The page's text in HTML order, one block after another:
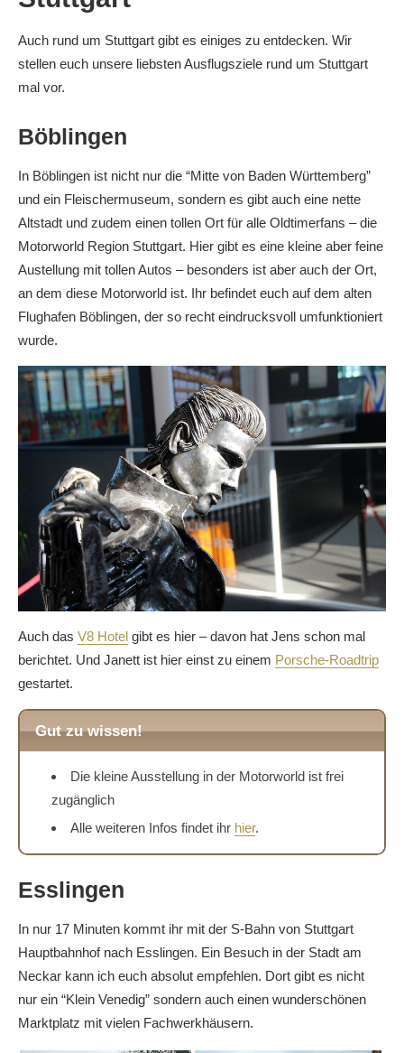
Auch rund um Stuttgart gibt es einiges zu entdecken. Wir
stellen euch unsere liebsten Ausflugsziele rund um Stuttgart
mal vor.
Böblingen
In Böblingen ist nicht nur die “Mitte von Baden Württemberg”
und ein Fleischermuseum, sondern es gibt auch eine nette
Altstadt und zudem einen tollen Ort für alle Oldtimerfans – die
Motorworld Region Stuttgart. Hier gibt es eine kleine aber feine
Austellung mit tollen Autos – besonders ist aber auch der Ort,
an dem diese Motorworld ist. Ihr befindet euch auf dem alten
Flughafen Böblingen, der so recht eindrucksvoll umfunktioniert
wurde.
Auch das V8 Hotel gibt es hier – davon hat Jens schon mal
berichtet. Und Janett ist hier einst zu einem Porsche-Roadtrip
gestartet.
Gut zu wissen!
Die kleine Ausstellung in der Motorworld ist frei
zugänglich
Alle weiteren Infos findet ihr hier.
Esslingen
In nur 17 Minuten kommt ihr mit der S-Bahn von Stuttgart
Hauptbahnhof nach Esslingen. Ein Besuch in der Stadt am
Neckar kann ich euch absolut empfehlen. Dort gibt es nicht
nur ein “Klein Venedig” sondern auch einen wunderschönen
Marktplatz mit vielen Fachwerkhäusern.